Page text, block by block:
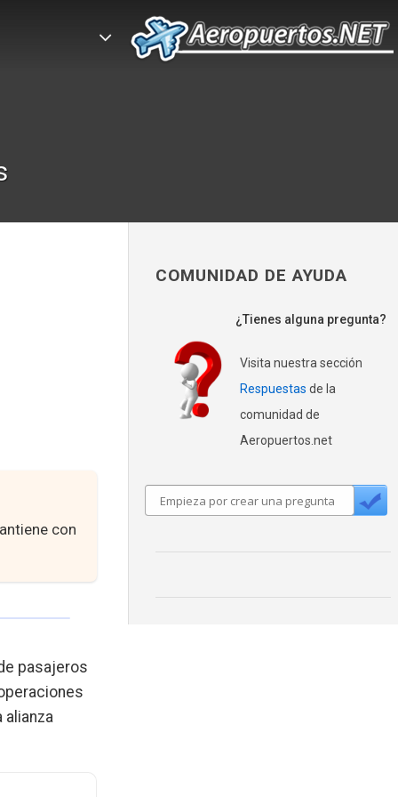
con
pasajeros
alianza
COMUNIDAD DE AYUDA
¿Tienes alguna pregunta?
Visita nuestra sección
Respuestas de la
comunidad de
Aeropuertos.net